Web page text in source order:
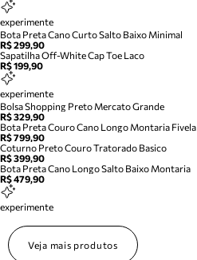
experimente
Bota Preta Cano Curto Salto Baixo Minimal
R$ 299,90
Sapatilha Off-White Cap Toe Laco
R$ 199,90
experimente
Bolsa Shopping Preto Mercato Grande
R$ 329,90
Bota Preta Couro Cano Longo Montaria Fivela
R$ 799,90
Coturno Preto Couro Tratorado Basico
R$ 399,90
Bota Preta Cano Longo Salto Baixo Montaria
R$ 479,90
experimente
Veja mais produtos